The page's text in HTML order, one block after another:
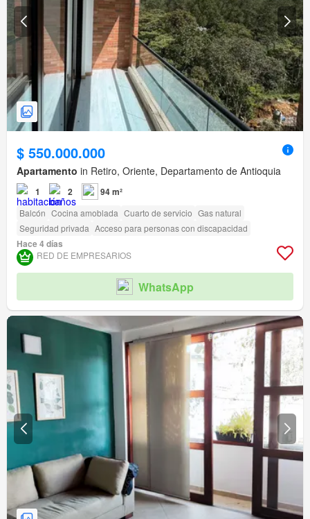
$ 550.000.000
Apartamento in Retiro, Oriente, Departamento de Antioquia
1 2 94 m²
Balcón Cocina amoblada Cuarto de servicio Gas natural
Seguridad privada Acceso para personas con discapacidad
Hace 4 días
RED DE EMPRESARIOS
WhatsApp